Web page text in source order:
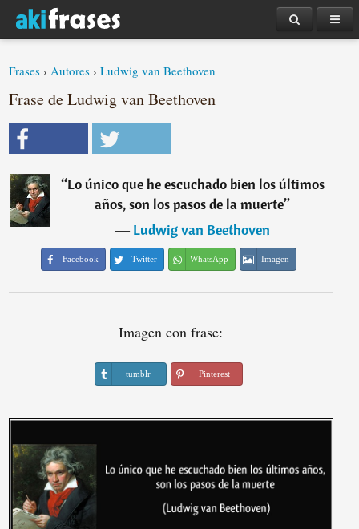
Frases ›Autores ›Ludwig van Beethoven
Frase de Ludwig van Beethoven
“Lo único que he escuchado bien los últimos
años, son los pasos de la muerte”
―Ludwig van Beethoven
Facebook Twitter WhatsApp Imagen
Imagen con frase:
tumblr Pinterest